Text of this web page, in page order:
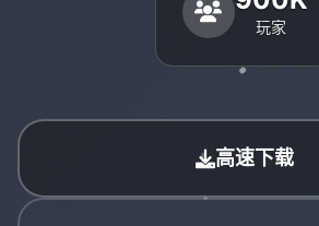
玩家
高速下载